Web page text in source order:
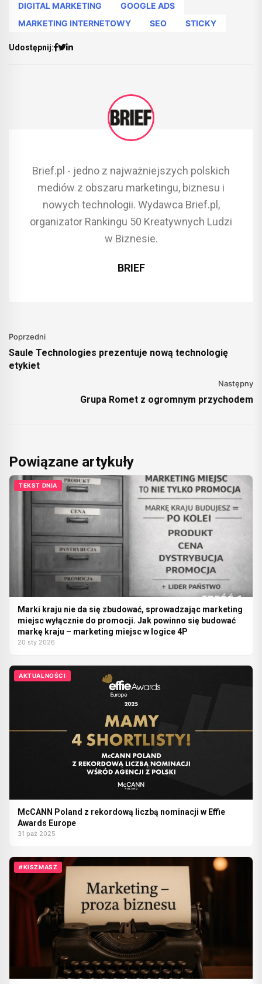
DIGITAL MARKETING
GOOGLE ADS
MARKETING INTERNETOWY
SEO STICKY
Udostępnij:
Brief.pl - jedno z najważniejszych polskich
mediów z obszaru marketingu, biznesu i
nowych technologii. Wydawca Brief.pl,
organizator Rankingu 50 Kreatywnych Ludzi
w Biznesie.
BRIEF
Poprzedni
Saule Technologies prezentuje nową technologię
etykiet
Następny
Grupa Romet z ogromnym przychodem
Powiązane artykuły
TEKST DNIA
Marki kraju nie da się zbudować, sprowadzając marketing
miejsc wyłącznie do promocji. Jak powinno się budować
markę kraju – marketing miejsc w logice 4P
20 sty 2026
AKTUALNOŚCI
McCANN Poland z rekordową liczbą nominacji w Effie
Awards Europe
31 paź 2025
#KISZMASZ